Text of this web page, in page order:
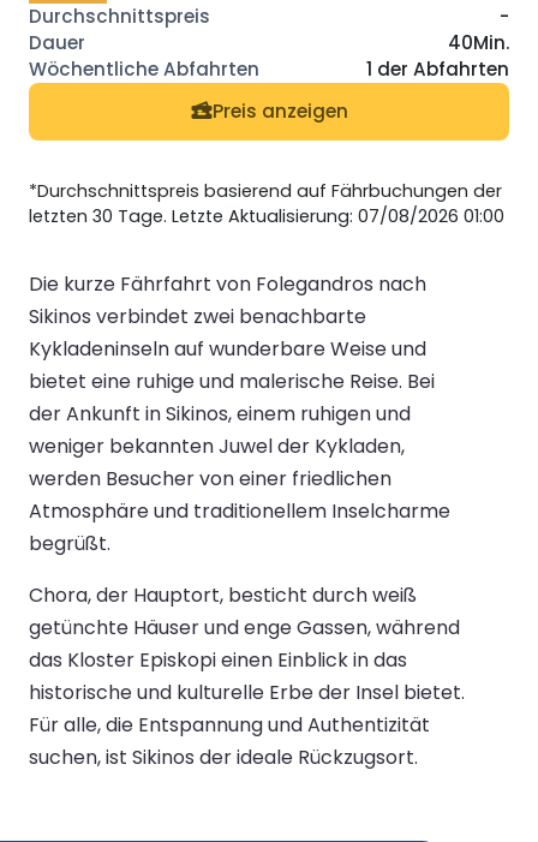
-
40Min.
1 der Abfahrten
Preis anzeigen
*Durchschnittspreis basierend auf Fährbuchungen der
letzten 30 Tage. Letzte Aktualisierung: 07/08/2026 01:00
Die kurze Fährfahrt von Folegandros nach
Sikinos verbindet zwei benachbarte
Kykladeninseln auf wunderbare Weise und
bietet eine ruhige und malerische Reise. Bei
der Ankunft in Sikinos, einem ruhigen und
weniger bekannten Juwel der Kykladen,
werden Besucher von einer friedlichen
Atmosphäre und traditionellem Inselcharme
begrüßt.
Chora, der Hauptort, besticht durch weiß
getünchte Häuser und enge Gassen, während
das Kloster Episkopi einen Einblick in das
historische und kulturelle Erbe der Insel bietet.
Für alle, die Entspannung und Authentizität
suchen, ist Sikinos der ideale Rückzugsort.